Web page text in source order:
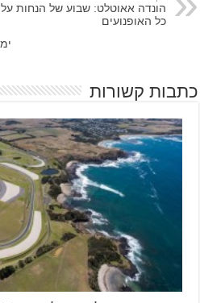
הונדה אאוטלט: שבוע של הנחות על
כל האופנועים
כתבות קשורות